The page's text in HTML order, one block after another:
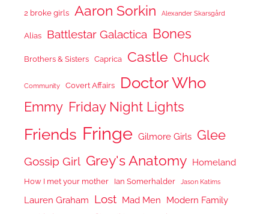
2 broke girls Aaron Sorkin Alexander Skarsgård
Alias Battlestar Galactica Bones
Brothers & Sisters Caprica Castle Chuck
Community Covert Affairs Doctor Who
Emmy Friday Night Lights
Friends Fringe Gilmore Girls Glee
Gossip Girl Grey's Anatomy Homeland
How I met your mother Ian Somerhalder Jason Katims
Lauren Graham Lost Mad Men Modern Family